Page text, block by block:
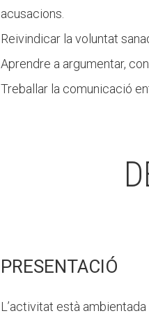
acusacions.
Reivindicar la voluntat
Aprendre a argumentar,
Treballar la comunicació
PRESENTACIÓ
L’activitat està